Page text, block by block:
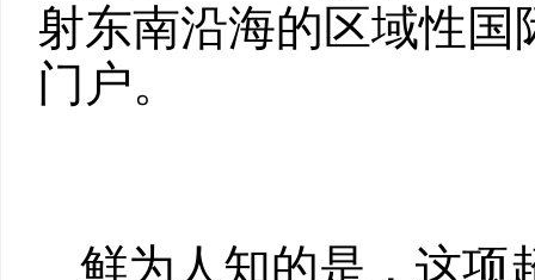
射东南沿海的区域性
门户。
鲜为人知的是，这项